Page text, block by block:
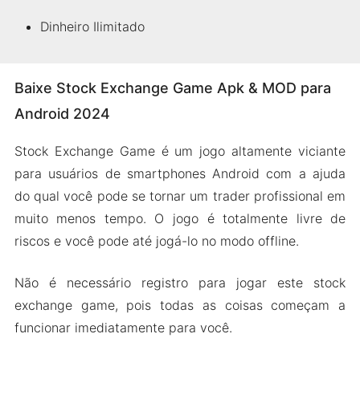
Dinheiro Ilimitado
Baixe Stock Exchange Game Apk & MOD para
Android 2024
Stock Exchange Game é um jogo altamente viciante
para usuários de smartphones Android com a ajuda
do qual você pode se tornar um trader profissional em
muito menos tempo. O jogo é totalmente livre de
riscos e você pode até jogá-lo no modo offline.
Não é necessário registro para jogar este stock
exchange game, pois todas as coisas começam a
funcionar imediatamente para você.